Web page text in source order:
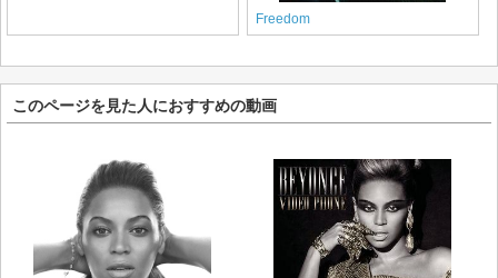
Freedom
このページを見た人におすすめの動画